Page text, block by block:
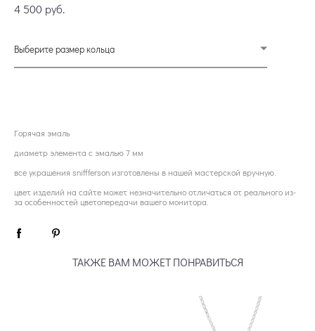
4 500 pуб.
Выберите размер кольца
Горячая эмаль
диаметр элемента с эмалью 7 мм
все украшения sniffferson изготовлены в нашей мастерской вручную.
цвет изделий на сайте может незначительно отличаться от реального из-
за особенностей цветопередачи вашего монитора.
ТАКЖЕ ВАМ МОЖЕТ ПОНРАВИТЬСЯ